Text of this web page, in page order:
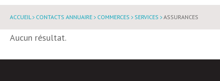
ACCUEIL CONTACTS ANNUAIRE COMMERCES SERVICES ASSURANCES
Aucun résultat.